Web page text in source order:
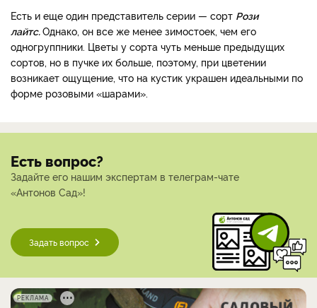
Есть и еще один представитель серии — сорт Рози
лайтс. Однако, он все же менее зимостоек, чем его
одногруппники. Цветы у сорта чуть меньше предыдущих
сортов, но в пучке их больше, поэтому, при цветении
возникает ощущение, что на кустик украшен идеальными по
форме розовыми «шарами».
Есть вопрос?
Задайте его нашим экспертам в телеграм-чате
«Антонов Сад»!
Задать вопрос
РЕКЛАМА